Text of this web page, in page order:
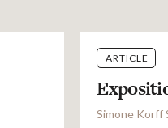
ARTICLE
Simone Korff